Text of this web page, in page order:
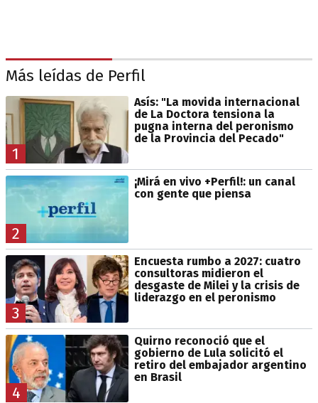
Más leídas de Perfil
1
Asís: "La movida internacional
de La Doctora tensiona la
pugna interna del peronismo
de la Provincia del Pecado"
2
¡Mirá en vivo +Perfil!: un canal
con gente que piensa
3
Encuesta rumbo a 2027: cuatro
consultoras midieron el
desgaste de Milei y la crisis de
liderazgo en el peronismo
4
Quirno reconoció que el
gobierno de Lula solicitó el
retiro del embajador argentino
en Brasil